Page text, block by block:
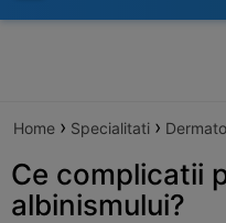
Home › Specialitati ›
Ce complicatii
albinismului?